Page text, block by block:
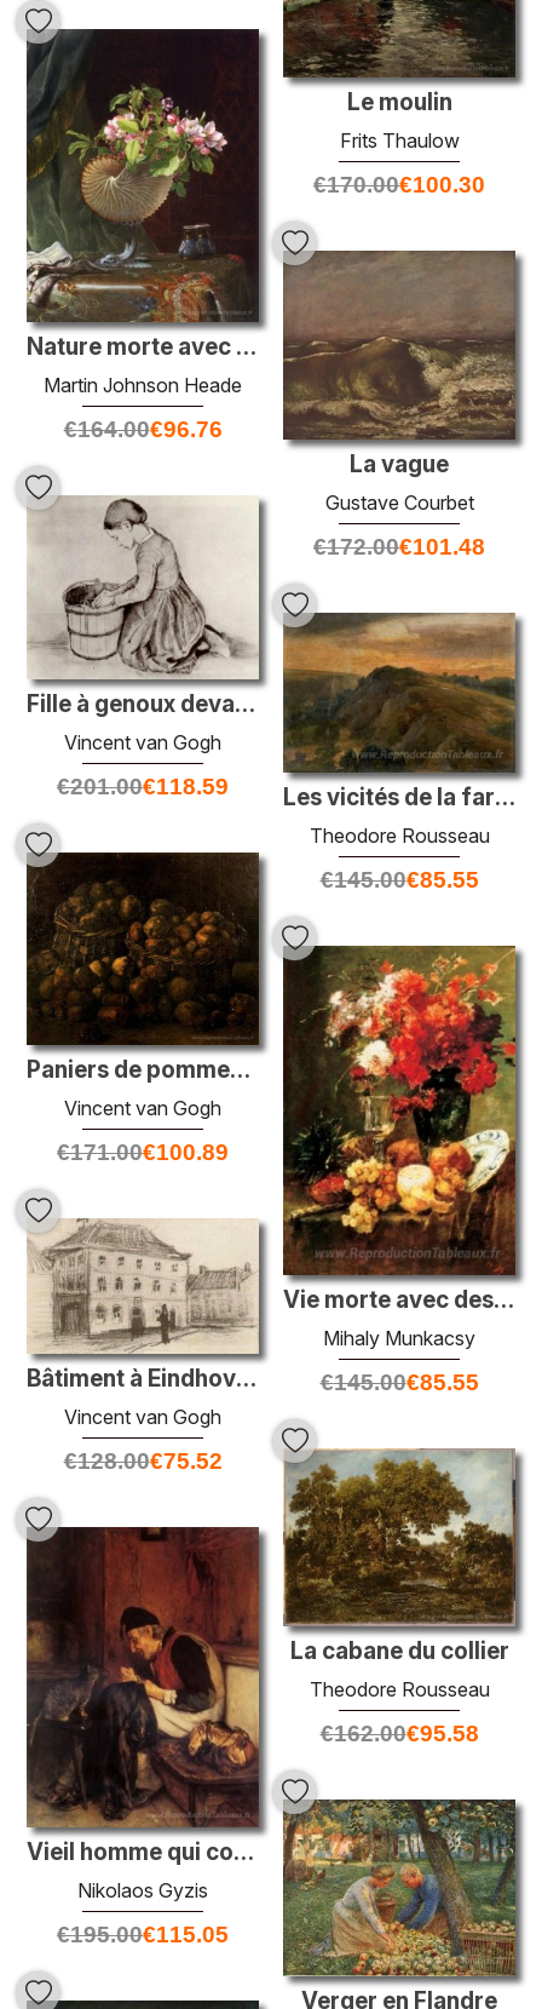
Le moulin
Frits Thaulow
€170.00€100.30
Nature morte avec des fleurs de pomme dans une coquille de nauti
Martin Johnson Heade
€164.00€96.76
La vague
Gustave Courbet
€172.00€101.48
Fille à genoux devant un seau
Vincent van Gogh
€201.00€118.59 Les vicités de la farine de sainte
Theodore Rousseau
€145.00€85.55
Paniers de pommes de terre
Vincent van Gogh
€171.00€100.89
Vie morte avec des fleurs et des fruits
Mihaly Munkacsy
€145.00€85.55
Bâtiment à Eindhoven (la pesée)
Vincent van Gogh
€128.00€75.52
La cabane du collier
Theodore Rousseau
€162.00€95.58
Vieil homme qui coudre
Nikolaos Gyzis
€195.00€115.05
Verger en Flandre